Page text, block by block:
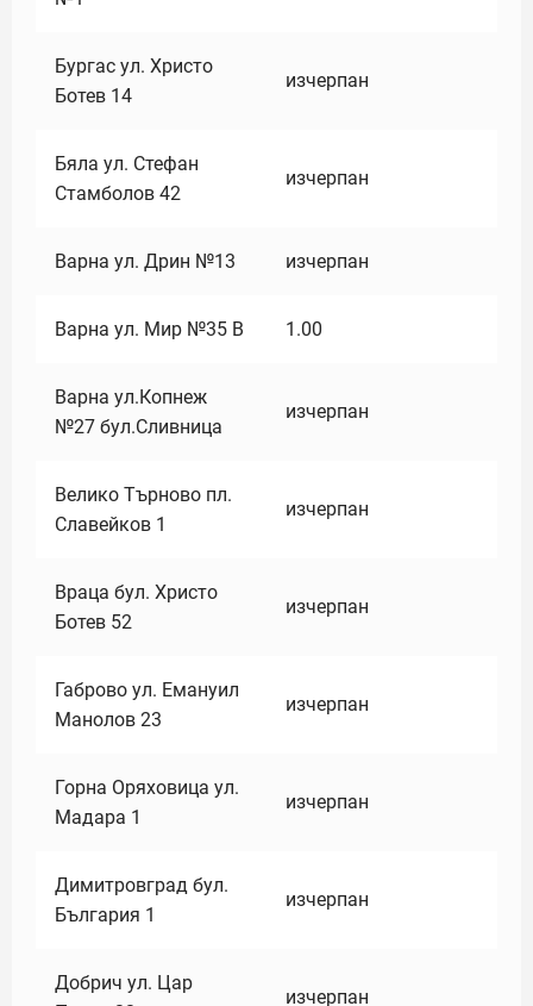
Бургас ул. Христо
Ботев 14
изчерпан
Бяла ул. Стефан
Стамболов 42
изчерпан
Варна ул. Дрин №13 изчерпан
Варна ул. Мир №35 В 1.00
Варна ул.Копнеж
№27 бул.Сливница
изчерпан
Велико Търново пл.
Славейков 1
изчерпан
Враца бул. Христо
Ботев 52
изчерпан
Габрово ул. Емануил
Манолов 23
изчерпан
Горна Оряховица ул.
Мадара 1
изчерпан
Димитровград бул.
България 1
изчерпан
Добрич ул. Цар
изчерпан